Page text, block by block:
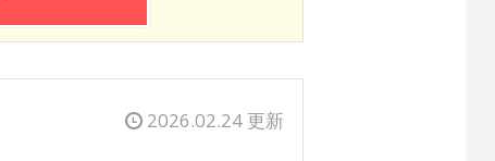
2026.02.24 更新